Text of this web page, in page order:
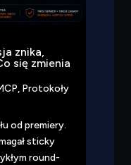
znika,
się zmienia
, Protokoły
od premiery.
sticky
round-